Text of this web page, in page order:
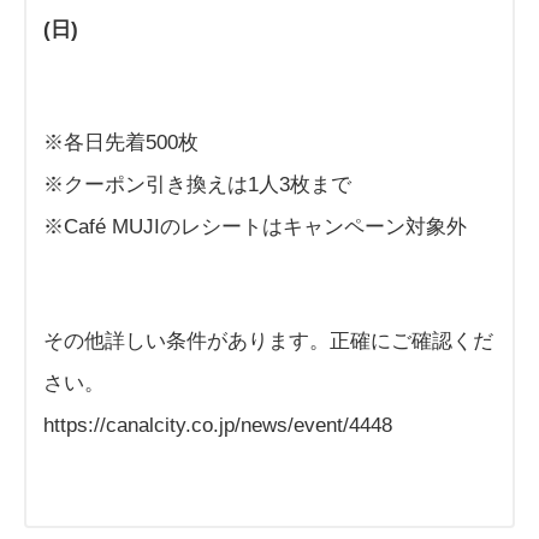
(日)
※各日先着500枚
※クーポン引き換えは1人3枚まで
※Café MUJIのレシートはキャンペーン対象外
その他詳しい条件があります。正確にご確認くだ
さい。
https://canalcity.co.jp/news/event/4448